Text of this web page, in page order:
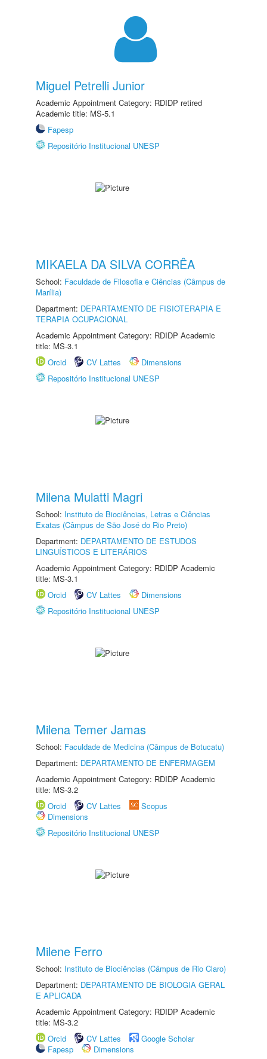
Miguel Petrelli Junior
Academic Appointment Category: RDIDP retired
Academic title: MS-5.1
Fapesp
Repositório Institucional UNESP
MIKAELA DA SILVA CORRÊA
School: Faculdade de Filosofia e Ciências (Câmpus de
Marília)
Department: DEPARTAMENTO DE FISIOTERAPIA E
TERAPIA OCUPACIONAL
Academic Appointment Category: RDIDP Academic
title: MS-3.1
Orcid
CV Lattes
Dimensions
Repositório Institucional UNESP
Milena Mulatti Magri
School: Instituto de Biociências, Letras e Ciências
Exatas (Câmpus de São José do Rio Preto)
Department: DEPARTAMENTO DE ESTUDOS
LINGUÍSTICOS E LITERÁRIOS
Academic Appointment Category: RDIDP Academic
title: MS-3.1
Orcid
CV Lattes
Dimensions
Repositório Institucional UNESP
Milena Temer Jamas
School: Faculdade de Medicina (Câmpus de Botucatu)
Department: DEPARTAMENTO DE ENFERMAGEM
Academic Appointment Category: RDIDP Academic
title: MS-3.2
Orcid
CV Lattes
Scopus
Dimensions
Repositório Institucional UNESP
Milene Ferro
School: Instituto de Biociências (Câmpus de Rio Claro)
Department: DEPARTAMENTO DE BIOLOGIA GERAL
E APLICADA
Academic Appointment Category: RDIDP Academic
title: MS-3.2
Orcid
CV Lattes
Google Scholar
Fapesp
Dimensions